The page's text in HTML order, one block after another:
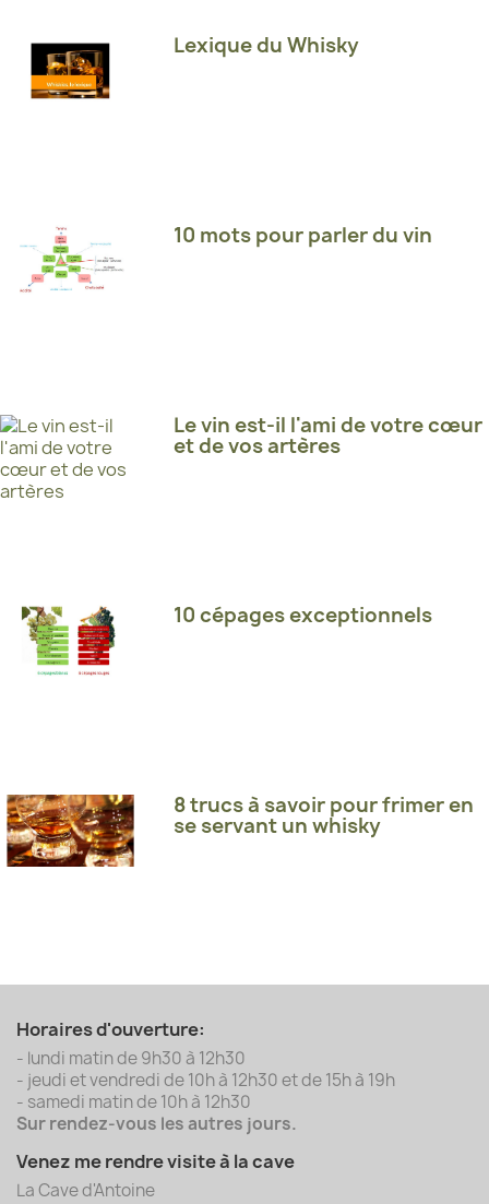
Lexique du Whisky
10 mots pour parler du vin
Le vin est-il l'ami de votre cœur
et de vos artères
10 cépages exceptionnels
8 trucs à savoir pour frimer en
se servant un whisky
Horaires d'ouverture:
- lundi matin de 9h30 à 12h30
- jeudi et vendredi de 10h à 12h30 et de 15h à 19h
- samedi matin de 10h à 12h30
Sur rendez-vous les autres jours.
Venez me rendre visite à la cave
La Cave d'Antoine